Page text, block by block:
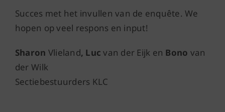
Succes met het invullen van de enquête. We
hopen op veel respons en input!
Sharon Vlieland, Lucvan der Eijk en Bono van
der Wilk
Sectiebestuurders KLC